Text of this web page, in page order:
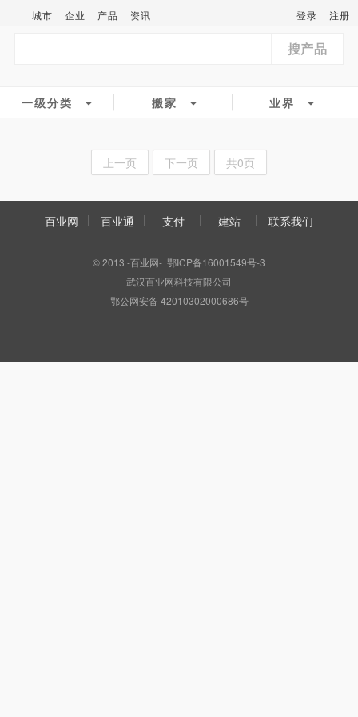
城市 企业 产品 资讯 登录 注册
搜产品
一级分类 搬家 业界
上一页 下一页 共0页
百业网 百业通 支付 建站 联系我们
© 2013 -百业网- 鄂ICP备16001549号-3
武汉百业网科技有限公司
鄂公网安备 42010302000686号